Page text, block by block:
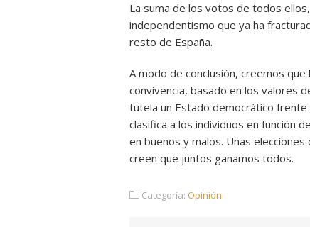
La suma de los votos de todos
independentismo que ya ha
resto de España.
A modo de conclusión, creemos
convivencia, basado en los valores
tutela un Estado democrático frente
clasifica a los individuos en función
en buenos y malos. Unas
creen que juntos ganamos todos.
Categoría: Opinión